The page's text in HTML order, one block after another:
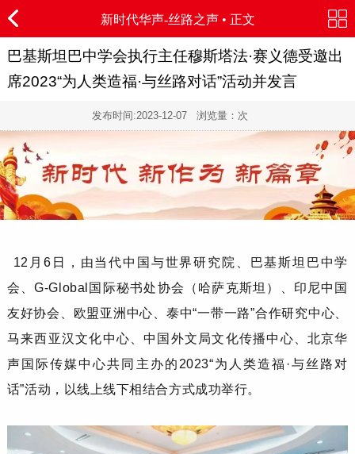
新时代华声-丝路之声• 正文
巴基斯坦巴中学会执行主任穆斯塔法·赛义德受邀出
席2023“为人类造福·与丝路对话”活动并发言
发布时间:2023-12-07浏览量： 次
12月6日，由当代中国与世界研究院、巴基斯坦巴中学
会、G-Global国际秘书处协会（哈萨克斯坦）、印尼中国
友好协会、欧盟亚洲中心、泰中“一带一路”合作研究中心、
马来西亚汉文化中心、中国外文局文化传播中心、北京华
声国际传媒中心共同主办的2023“为人类造福·与丝路对
话”活动，以线上线下相结合方式成功举行。